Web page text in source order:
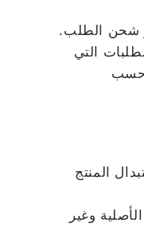
شحن الطلب.
التي
حسب
المنتج
وغير